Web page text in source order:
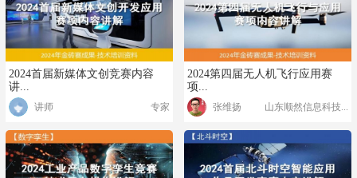
2024首届新媒体文创竞赛内容
讲...
专家
讲师
2024第四届无人机飞行应用赛
项...
山东顺然信息科技...
张维扬